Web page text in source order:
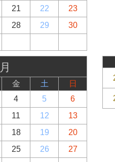
21 22
23
28 29
30
月
金 土
日
4 5
6
11 12
13
18 19
20
25 26
27